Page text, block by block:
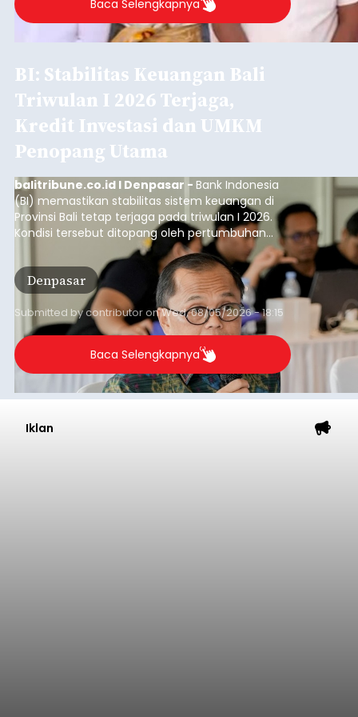
Baca Selengkapnya
BI: Stabilitas Keuangan Bali
Triwulan I 2026 Terjaga,
Kredit Investasi dan UMKM
Penopang Utama
balitribune.co.id I Denpasar - Bank Indonesia
(BI) memastikan stabilitas sistem keuangan di
Provinsi Bali tetap terjaga pada triwulan I 2026.
Kondisi tersebut ditopang oleh pertumbuhan
penyaluran kredit yang masih positif, terutama
pada sektor-sektor utama penggerak ekonomi
daerah, dengan risiko kredit yang tetap
terkendali.
Denpasar
Submitted bycontributoronWed, 08/05/2026 - 18:15
Baca Selengkapnya
Iklan